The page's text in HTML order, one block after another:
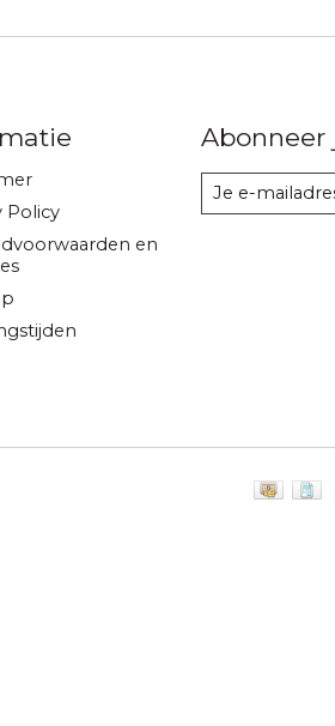
Policy
en
Abonneer